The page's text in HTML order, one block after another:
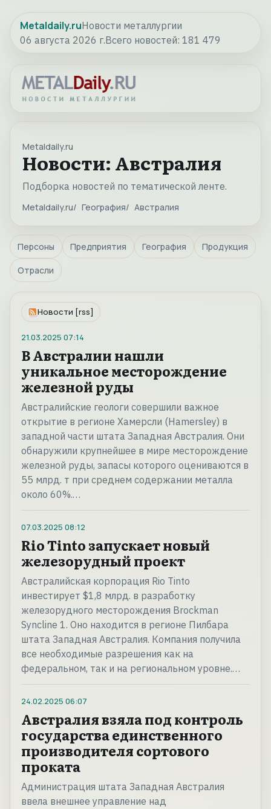
Metaldaily.ruНовости металлургии
06 августа 2026 г.Всего новостей: 181 479
Metaldaily.ru
Новости: Австралия
Подборка новостей по тематической ленте.
Metaldaily.ru География Австралия
Персоны Предприятия География Продукция
Отрасли
Новости [rss]
21.03.2025 07:14
В Австралии нашли
уникальное месторождение
железной руды
Австралийские геологи совершили важное
открытие в регионе Хамерсли (Hamersley) в
западной части штата Западная Австралия. Они
обнаружили крупнейшее в мире месторождение
железной руды, запасы которого оцениваются в
55 млрд. т при среднем содержании металла
около 60%.…
07.03.2025 08:12
Rio Tinto запускает новый
железорудный проект
Австралийская корпорация Rio Tinto
инвестирует $1,8 млрд. в разработку
железорудного месторождения Brockman
Syncline 1. Оно находится в регионе Пилбара
штата Западная Австралия. Компания получила
все необходимые разрешения как на
федеральном, так и на региональном уровне.…
24.02.2025 06:07
Австралия взяла под контроль
государства единственного
производителя сортового
проката
Администрация штата Западная Австралия
ввела внешнее управление над